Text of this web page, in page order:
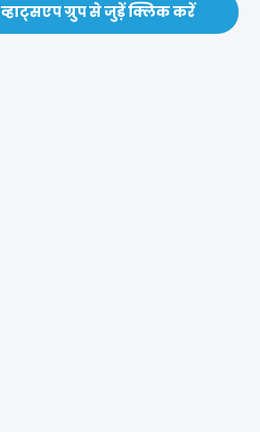
व्हाट्सएप ग्रुप से जुड़ें क्लिक करें